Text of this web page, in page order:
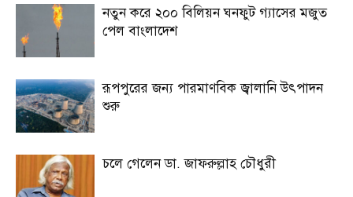
নতুন করে ২০০ বিলিয়ন ঘনফুট গ্যাসের মজুত
পেল বাংলাদেশ
রূপপুরের জন্য পারমাণবিক জ্বালানি উৎপাদন
শুরু
চলে গেলেন ডা. জাফরুল্লাহ চৌধুরী